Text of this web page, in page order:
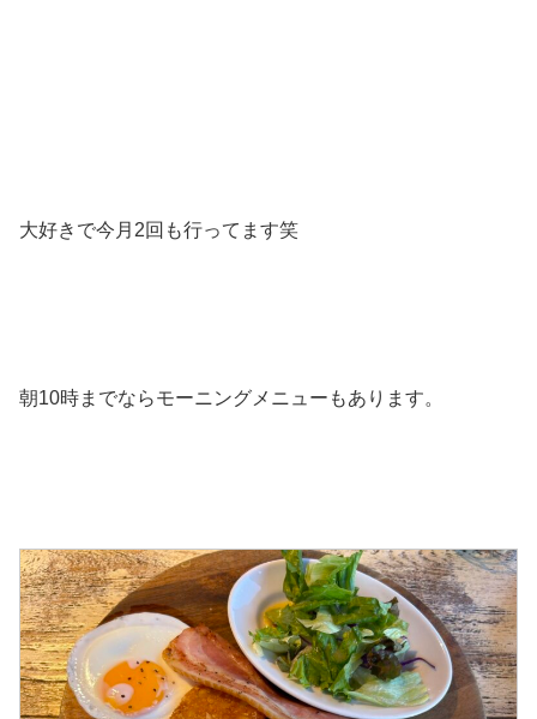
大好きで今月2回も行ってます笑
朝10時までならモーニングメニューもあります。